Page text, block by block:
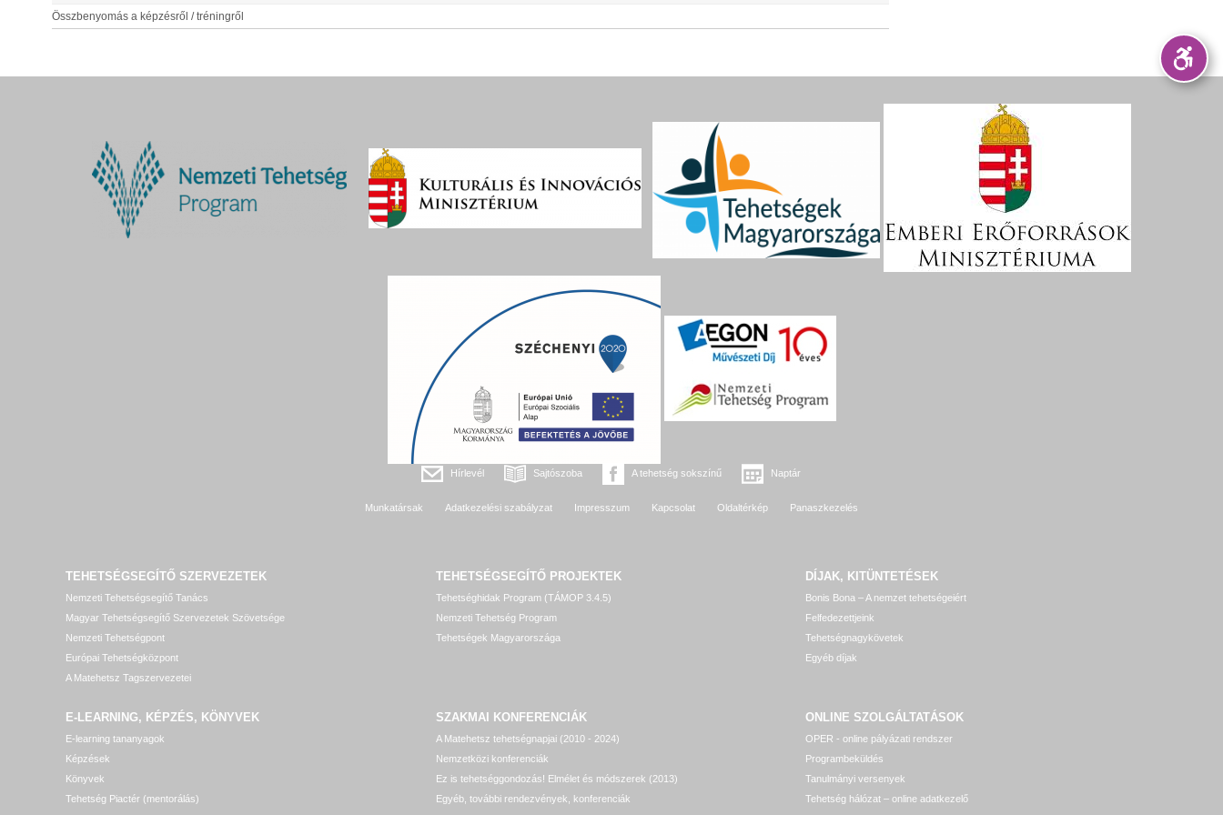
Összbenyomás a képzésről / tréningről
Hírlevél Sajtószoba A tehetség sokszínű Naptár
Munkatársak Adatkezelési szabályzat Impresszum Kapcsolat Oldaltérkép Panaszkezelés
TEHETSÉGSEGÍTŐ SZERVEZETEK
Nemzeti Tehetségsegítő Tanács
Magyar Tehetségsegítő Szervezetek Szövetsége
Nemzeti Tehetségpont
Európai Tehetségközpont
A Matehetsz Tagszervezetei
TEHETSÉGSEGÍTŐ PROJEKTEK
Tehetséghidak Program (TÁMOP 3.4.5)
Nemzeti Tehetség Program
Tehetségek Magyarországa
DÍJAK, KITÜNTETÉSEK
Bonis Bona – A nemzet tehetségeiért
Felfedezettjeink
Tehetségnagykövetek
Egyéb díjak
E-LEARNING, KÉPZÉS, KÖNYVEK
E-learning tananyagok
Képzések
Könyvek
Tehetség Piactér (mentorálás)
SZAKMAI KONFERENCIÁK
A Matehetsz tehetségnapjai (2010 - 2024)
Nemzetközi konferenciák
Ez is tehetséggondozás! Elmélet és módszerek (2013)
Egyéb, további rendezvények, konferenciák
ONLINE SZOLGÁLTATÁSOK
OPER - online pályázati rendszer
Programbeküldés
Tanulmányi versenyek
Tehetség hálózat – online adatkezelő